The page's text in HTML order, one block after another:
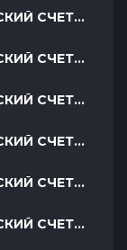
СЧЕТ
СЧЕТ
СЧЕТ
СЧЕТ
СЧЕТ
СЧЕТ